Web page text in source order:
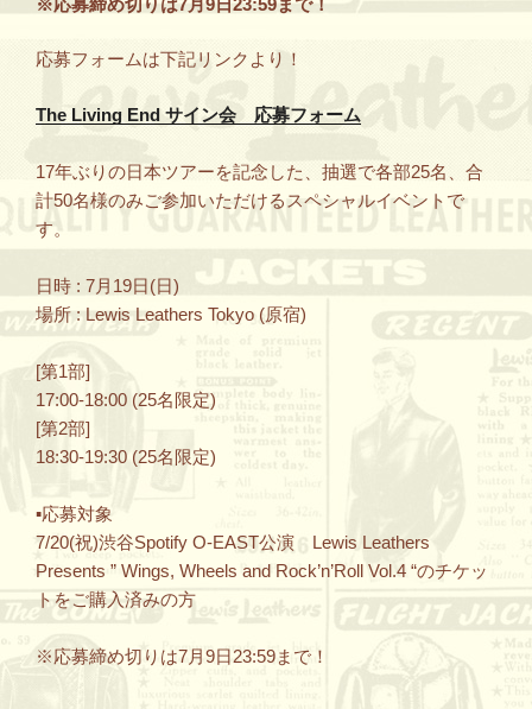
応募フォームは下記リンクより！
The Living End サイン会 応募フォーム
17年ぶりの日本ツアーを記念した、抽選で各部25名、合
計50名様のみご参加いただけるスペシャルイベントで
す。
日時 : 7月19日(日)
場所 : Lewis Leathers Tokyo (原宿)
[第1部]
17:00-18:00 (25名限定)
[第2部]
18:30-19:30 (25名限定)
▪︎応募対象
7/20(祝)渋谷Spotify O-EAST公演 Lewis Leathers
Presents ” Wings, Wheels and Rock’n’Roll Vol.4 “のチケッ
トをご購入済みの方
※応募締め切りは7月9日23:59まで！